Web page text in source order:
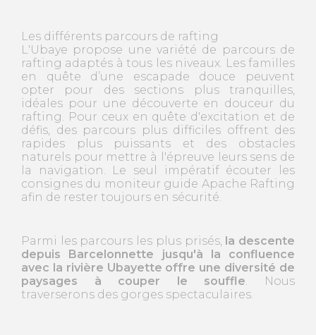
Les différents parcours de rafting
L'Ubaye propose une variété de parcours de
rafting adaptés à tous les niveaux. Les familles
en quête d’une escapade douce peuvent
opter pour des sections plus tranquilles,
idéales pour une découverte en douceur du
rafting. Pour ceux en quête d'excitation et de
défis, des parcours plus difficiles offrent des
rapides plus puissants et des obstacles
naturels pour mettre à l'épreuve leurs sens de
la navigation. Le seul impératif écouter les
consignes du moniteur guide Apache Rafting
afin de rester toujours en sécurité.
Parmi les parcours les plus prisés, la descente
depuis Barcelonnette jusqu'à la confluence
avec la rivière Ubayette offre une diversité de
paysages à couper le souffle . Nous
traverserons des gorges spectaculaires.